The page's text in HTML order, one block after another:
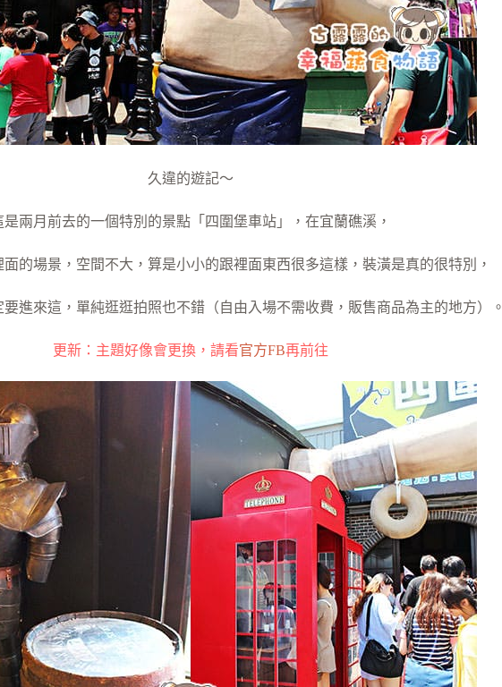
久違的遊記～
是兩月前去的一個特別的景點「四圍堡車站」，在宜蘭礁溪，
的場景，空間不大，算是小小的跟裡面東西很多這樣，裝潢是真的很特別，
進來這，單純逛逛拍照也不錯（自由入場不需收費，販售商品為主的地方）。
更新：主題好像會更換，請看官方FB再前往